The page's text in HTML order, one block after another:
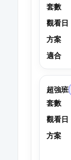
套數
觀看日
方案
適合
超強班
套數
觀看日
方案